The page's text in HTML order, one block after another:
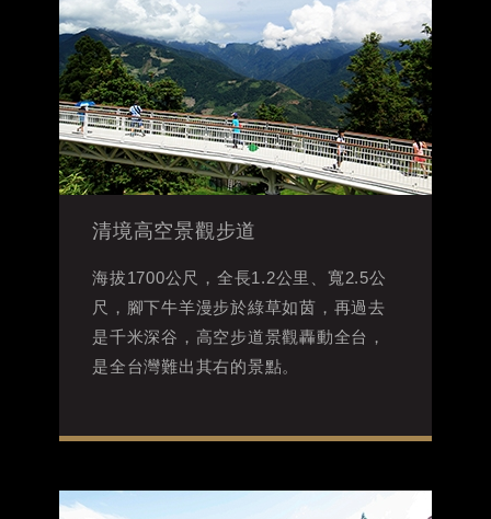
清境高空景觀步道
海拔1700公尺，全長1.2公里、寬2.5公
尺，腳下牛羊漫步於綠草如茵，再過去
是千米深谷，高空步道景觀轟動全台，
是全台灣難出其右的景點。